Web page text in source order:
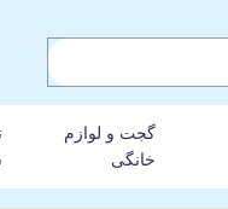
گجت و لوازم
خانگی